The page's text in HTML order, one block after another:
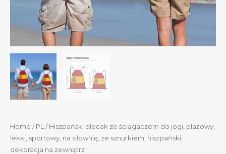
Home / PL / Hiszpański plecak ze ściągaczem do jogi, plażowy,
lekki, sportowy, na siłownię, ze sznurkiem, hiszpański,
dekoracja na zewnątrz